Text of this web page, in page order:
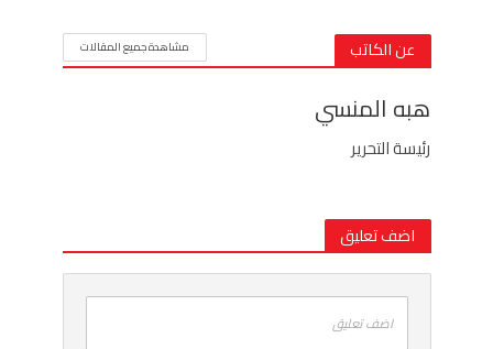
عن الكاتب مشاهدة جميع المقالات
هبه المنسي
رئيسة التحرير
اضف تعليق
اضف تعليق